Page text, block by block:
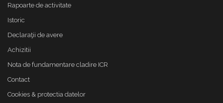
Rapoarte de activitate
Istoric
Declaraţii de avere
Achizitii
Nota de fundamentare cladire ICR
Contact
Cookies & protectia datelor